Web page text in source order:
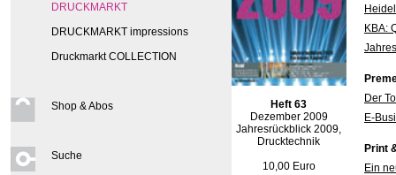
DRUCKMARKT
DRUCKMARKT impressions
Druckmarkt COLLECTION
Shop & Abos
Suche
Heft 63
Dezember 2009
Jahresrückblick 2009,
Drucktechnik
10,00 Euro
KBA:
Der
E-
Print
Ein